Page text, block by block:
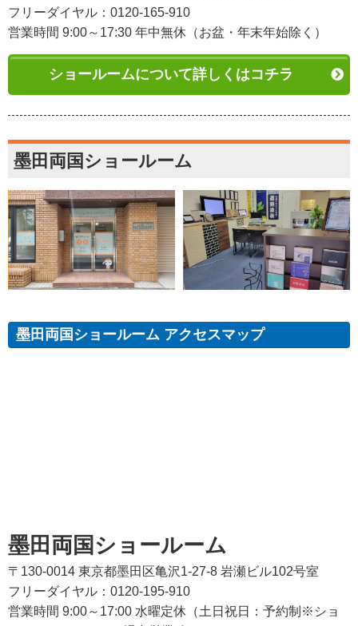
フリーダイヤル：0120-165-910
営業時間 9:00～17:30 年中無休（お盆・年末年始除く）
ショールームについて詳しくはコチラ
墨田両国ショールーム
墨田両国ショールーム アクセスマップ
墨田両国ショールーム
〒130-0014 東京都墨田区亀沢1-27-8 岩瀬ビル102号室
フリーダイヤル：0120-195-910
営業時間 9:00～17:00 水曜定休（土日祝日：予約制※ショ